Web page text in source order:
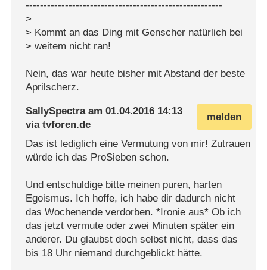
-------------------------------------------------------
>
> Kommt an das Ding mit Genscher natürlich bei
> weitem nicht ran!
Nein, das war heute bisher mit Abstand der beste
Aprilscherz.
melden
SallySpectraam01.04.2016 14:13
viatvforen.de
Das ist lediglich eine Vermutung von mir! Zutrauen
würde ich das ProSieben schon.
Und entschuldige bitte meinen puren, harten
Egoismus. Ich hoffe, ich habe dir dadurch nicht
das Wochenende verdorben. *Ironie aus* Ob ich
das jetzt vermute oder zwei Minuten später ein
anderer. Du glaubst doch selbst nicht, dass das
bis 18 Uhr niemand durchgeblickt hätte.